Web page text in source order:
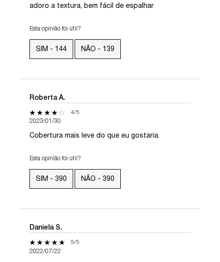
adoro a textura, bem fácil de espalhar
Esta opinião foi útil?
SIM - 144 NÃO - 139
Roberta A.
4 out of 5 stars. 4/5
2023/01/30
Cobertura mais leve do que eu gostaria.
Esta opinião foi útil?
SIM - 390 NÃO - 390
Daniela S.
5 out of 5 stars. 5/5
2022/07/22